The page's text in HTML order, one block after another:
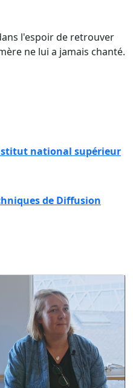
l'espoir de retrouver
ne lui a jamais chanté.
national supérieur
de Diffusion